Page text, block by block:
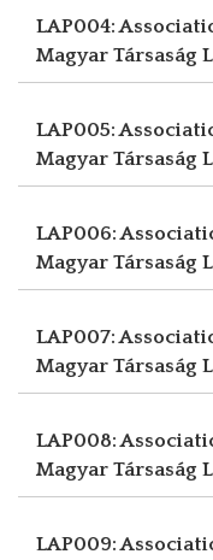
LAP004:
Magyar Társaság
LAP005:
Magyar Társaság
LAP006:
Magyar Társaság
LAP007:
Magyar Társaság
LAP008:
Magyar Társaság
LAP009: